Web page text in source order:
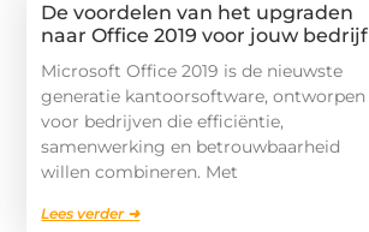
De voordelen van het upgraden
naar Office 2019 voor jouw bedrijf
Microsoft Office 2019 is de nieuwste
generatie kantoorsoftware, ontworpen
voor bedrijven die efficiëntie,
samenwerking en betrouwbaarheid
willen combineren. Met
Lees verder ➜